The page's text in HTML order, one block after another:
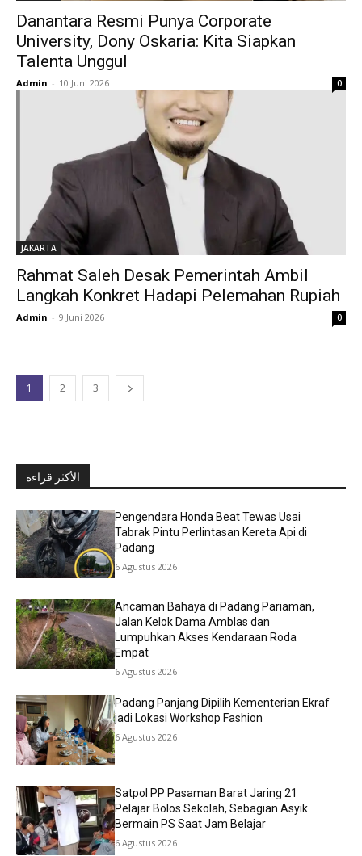
‎Danantara Resmi Punya Corporate
University, Dony Oskaria: Kita Siapkan
Talenta Unggul ‎
Admin - 10 Juni 2026 0
JAKARTA
Rahmat Saleh Desak Pemerintah Ambil
Langkah Konkret Hadapi Pelemahan Rupiah
Admin - 9 Juni 2026 0
1 2 3
الأكثر قراءة
Pengendara Honda Beat Tewas Usai
Tabrak Pintu Perlintasan Kereta Api di
Padang
6 Agustus 2026
Ancaman Bahaya di Padang Pariaman,
Jalan Kelok Dama Amblas dan
Lumpuhkan Akses Kendaraan Roda
Empat
6 Agustus 2026
Padang Panjang Dipilih Kementerian Ekraf
jadi Lokasi Workshop Fashion
6 Agustus 2026
Satpol PP Pasaman Barat Jaring 21
Pelajar Bolos Sekolah, Sebagian Asyik
Bermain PS Saat Jam Belajar
6 Agustus 2026